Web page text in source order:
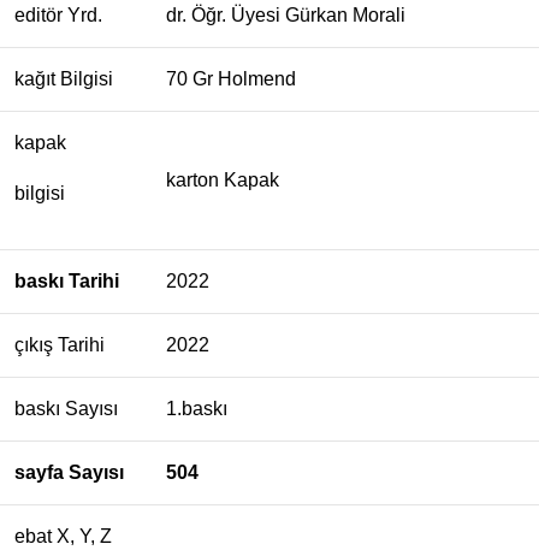
editör Yrd. dr. Öğr. Üyesi Gürkan Morali
kağıt Bilgisi 70 Gr Holmend
kapak
bilgisi
karton Kapak
baskı Tarihi 2022
çıkış Tarihi 2022
baskı Sayısı 1.baskı
sayfa Sayısı 504
ebat X, Y, Z